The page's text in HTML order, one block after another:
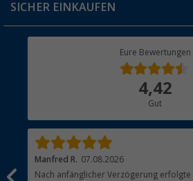
Rücksendung
SICHER EINKAUFEN
Eure Bewertungen
4,42
Gut
Manfred R. 07.08.2026
Nach anfänglicher Verzögerung